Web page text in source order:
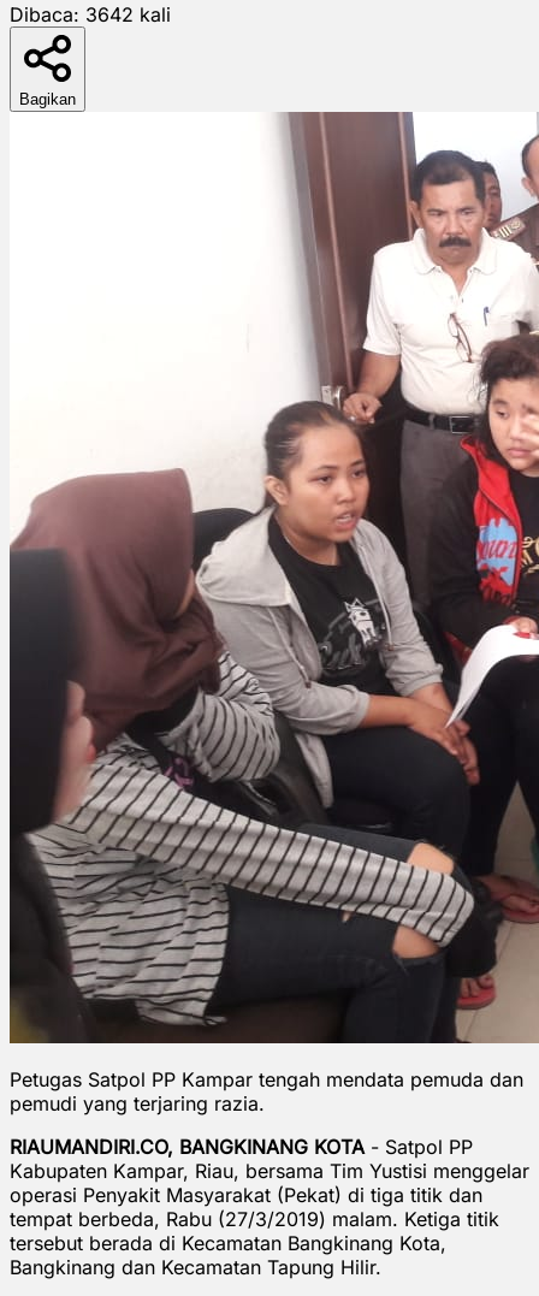
Dibaca: 3642 kali
Bagikan
Petugas Satpol PP Kampar tengah mendata pemuda dan
pemudi yang terjaring razia.
RIAUMANDIRI.CO, BANGKINANG KOTA - Satpol PP
Kabupaten Kampar, Riau, bersama Tim Yustisi menggelar
operasi Penyakit Masyarakat (Pekat) di tiga titik dan
tempat berbeda, Rabu (27/3/2019) malam. Ketiga titik
tersebut berada di Kecamatan Bangkinang Kota,
Bangkinang dan Kecamatan Tapung Hilir.